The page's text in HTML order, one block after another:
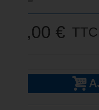
90,00 € TTC